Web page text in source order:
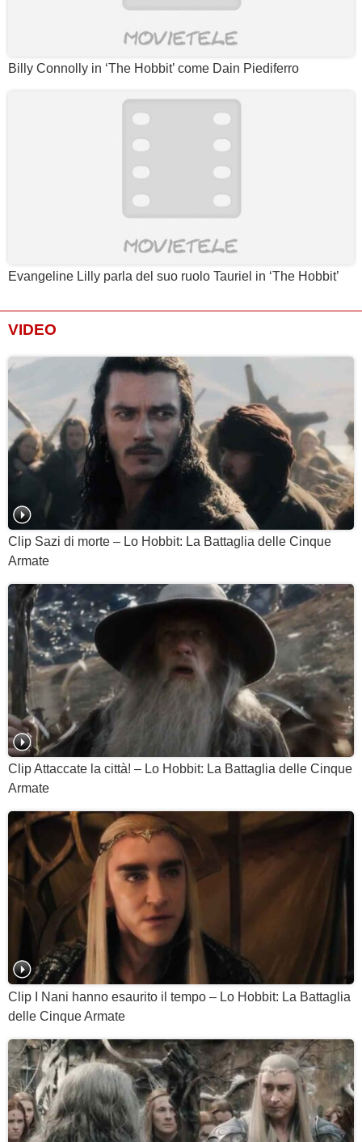
Billy Connolly in ‘The Hobbit’ come Dain Piediferro
Evangeline Lilly parla del suo ruolo Tauriel in ‘The Hobbit’
VIDEO
Clip Sazi di morte – Lo Hobbit: La Battaglia delle Cinque
Armate
Clip Attaccate la città! – Lo Hobbit: La Battaglia delle Cinque
Armate
Clip I Nani hanno esaurito il tempo – Lo Hobbit: La Battaglia
delle Cinque Armate